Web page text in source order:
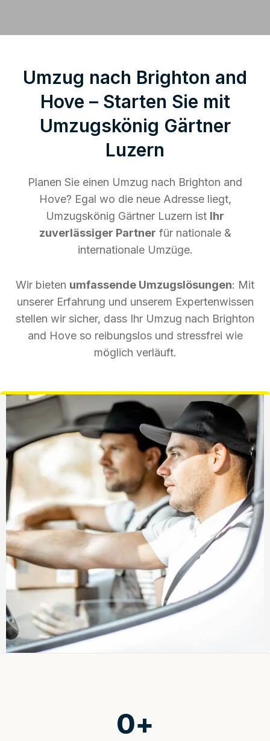
Umzug nach Brighton and
Hove – Starten Sie mit
Umzugskönig Gärtner
Luzern
Planen Sie einen Umzug nach Brighton and
Hove? Egal wo die neue Adresse liegt,
Umzugskönig Gärtner Luzern ist Ihr
zuverlässiger Partner für nationale &
internationale Umzüge.
Wir bieten umfassende Umzugslösungen: Mit
unserer Erfahrung und unserem Expertenwissen
stellen wir sicher, dass Ihr Umzug nach Brighton
and Hove so reibungslos und stressfrei wie
möglich verläuft.
0+